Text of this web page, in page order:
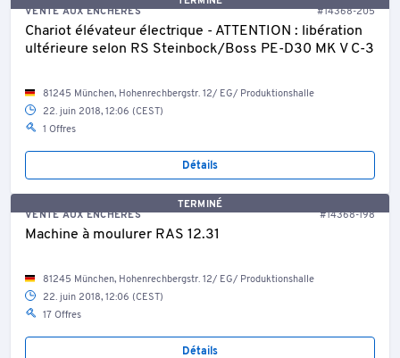
VENTE AUX ENCHÈRES
#14368-205
Chariot élévateur électrique - ATTENTION : libération
ultérieure selon RS Steinbock/Boss PE-D30 MK V C-3
81245 München, Hohenrechbergstr. 12/ EG/ Produktionshalle
22. juin 2018, 12:06 (CEST)
1 Offres
Détails
TERMINÉ
VENTE AUX ENCHÈRES
#14368-198
Machine à moulurer RAS 12.31
81245 München, Hohenrechbergstr. 12/ EG/ Produktionshalle
22. juin 2018, 12:06 (CEST)
17 Offres
Détails